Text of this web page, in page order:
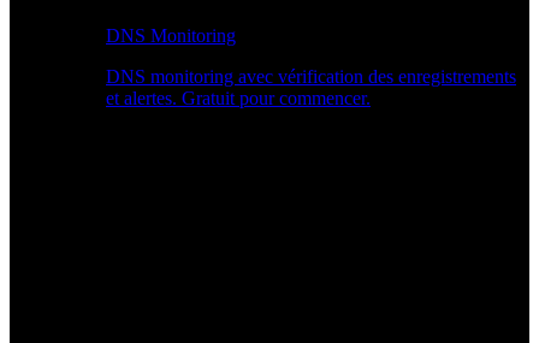
DNS Monitoring
DNS monitoring avec vérification des enregistrements
et alertes. Gratuit pour commencer.